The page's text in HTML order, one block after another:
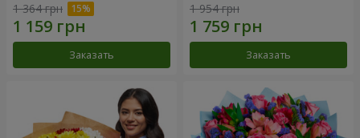
1 364 грн
Заказать
1 954 грн
Заказать